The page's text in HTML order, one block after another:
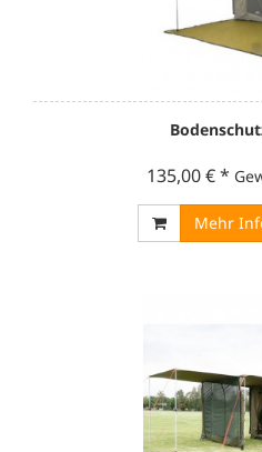
135,00 €*
Mehr